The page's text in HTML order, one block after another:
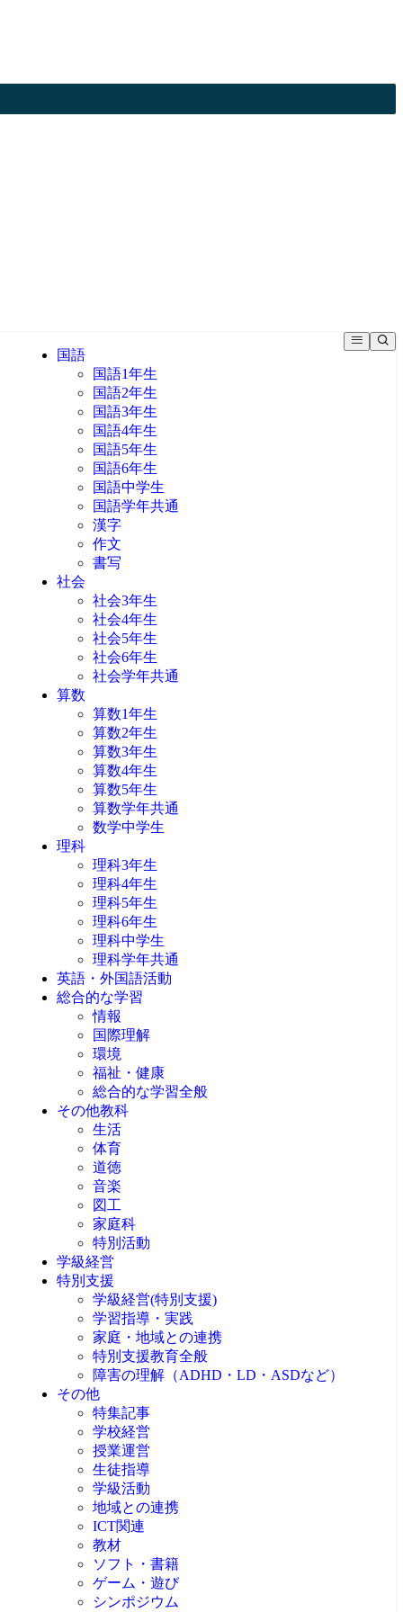
国語
国語1年生
国語2年生
国語3年生
国語4年生
国語5年生
国語6年生
国語中学生
国語学年共通
漢字
作文
書写
社会
社会3年生
社会4年生
社会5年生
社会6年生
社会学年共通
算数
算数1年生
算数2年生
算数3年生
算数4年生
算数5年生
算数学年共通
数学中学生
理科
理科3年生
理科4年生
理科5年生
理科6年生
理科中学生
理科学年共通
英語・外国語活動
総合的な学習
情報
国際理解
環境
福祉・健康
総合的な学習全般
その他教科
生活
体育
道徳
音楽
図工
家庭科
特別活動
学級経営
特別支援
学級経営(特別支援)
学習指導・実践
家庭・地域との連携
特別支援教育全般
障害の理解（ADHD・LD・ASDなど）
その他
特集記事
学校経営
授業運営
生徒指導
学級活動
地域との連携
ICT関連
教材
ソフト・書籍
ゲーム・遊び
シンポジウム